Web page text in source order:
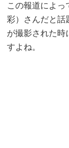
この報道によっ
彩）さんだと話
が撮影された時
すよね。